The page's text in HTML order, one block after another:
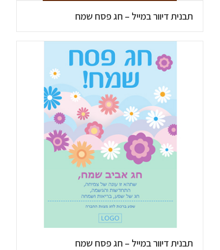
תבנית דיוור במייל – חג פסח שמח
תבנית דיוור במייל – חג פסח שמח